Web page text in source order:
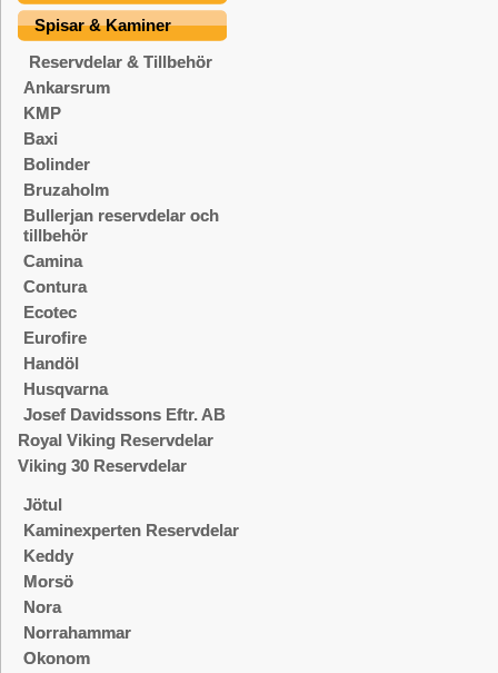
Spisar & Kaminer
Reservdelar & Tillbehör
Ankarsrum
KMP
Baxi
Bolinder
Bruzaholm
Bullerjan reservdelar och
tillbehör
Camina
Contura
Ecotec
Eurofire
Handöl
Husqvarna
Josef Davidssons Eftr. AB
Royal Viking Reservdelar
Viking 30 Reservdelar
Jötul
Kaminexperten Reservdelar
Keddy
Morsö
Nora
Norrahammar
Okonom